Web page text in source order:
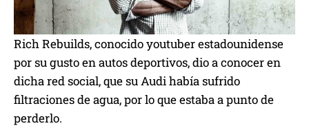
Rich Rebuilds, conocido youtuber estadounidense
por su gusto en autos deportivos, dio a conocer en
dicha red social, que su Audi había sufrido
filtraciones de agua, por lo que estaba a punto de
perderlo.